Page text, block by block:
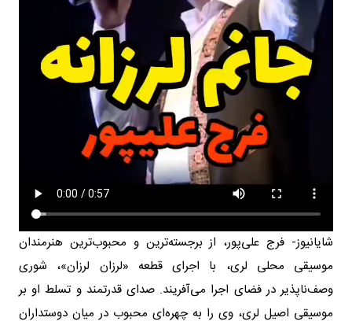
شایانیوز- فرج علی‌پور، از برجسته‌ترین و محبوب‌ترین هنرمندان
موسیقی محلی لری، با اجرای قطعه «لرزان لرزان»، شوری
وصف‌ناپذیر در فضای اجرا می‌آفریند. صدای قدرتمند و تسلط او بر
موسیقی اصیل لری، وی را به چهره‌ای محبوب در میان دوستداران